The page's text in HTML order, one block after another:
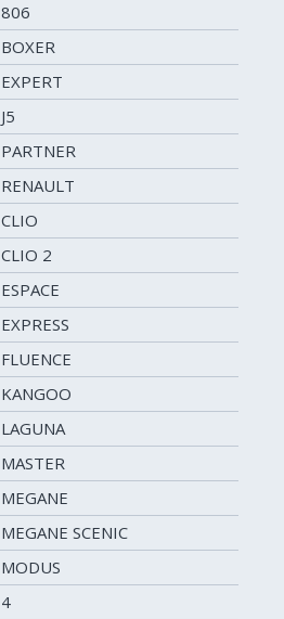
806
BOXER
EXPERT
J5
PARTNER
RENAULT
CLIO
CLIO 2
ESPACE
EXPRESS
FLUENCE
KANGOO
LAGUNA
MASTER
MEGANE
MEGANE SCENIC
MODUS
4